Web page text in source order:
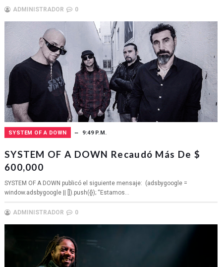
ADMINISTRADOR 0
SYSTEM OF A DOWN 9:49 P.M.
SYSTEM OF A DOWN Recaudó Más De $
600,000
SYSTEM OF A DOWN publicó el siguiente mensaje: (adsbygoogle =
window.adsbygoogle || []).push({}); “Estamos...
ADMINISTRADOR 0